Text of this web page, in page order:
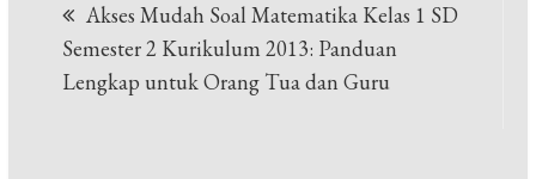
navigation
Akses Mudah Soal Matematika Kelas 1 SD
Semester 2 Kurikulum 2013: Panduan
Lengkap untuk Orang Tua dan Guru